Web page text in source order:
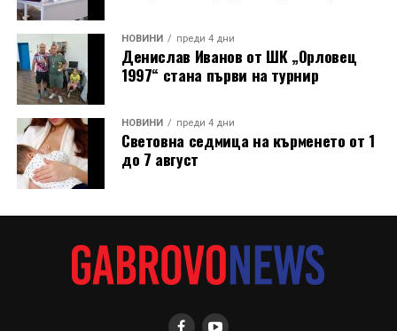
НОВИНИ преди 4 дни
Денислав Иванов от ШК „Орловец
1997“ стана първи на турнир
НОВИНИ преди 4 дни
Световна седмица на кърменето от 1
до 7 август